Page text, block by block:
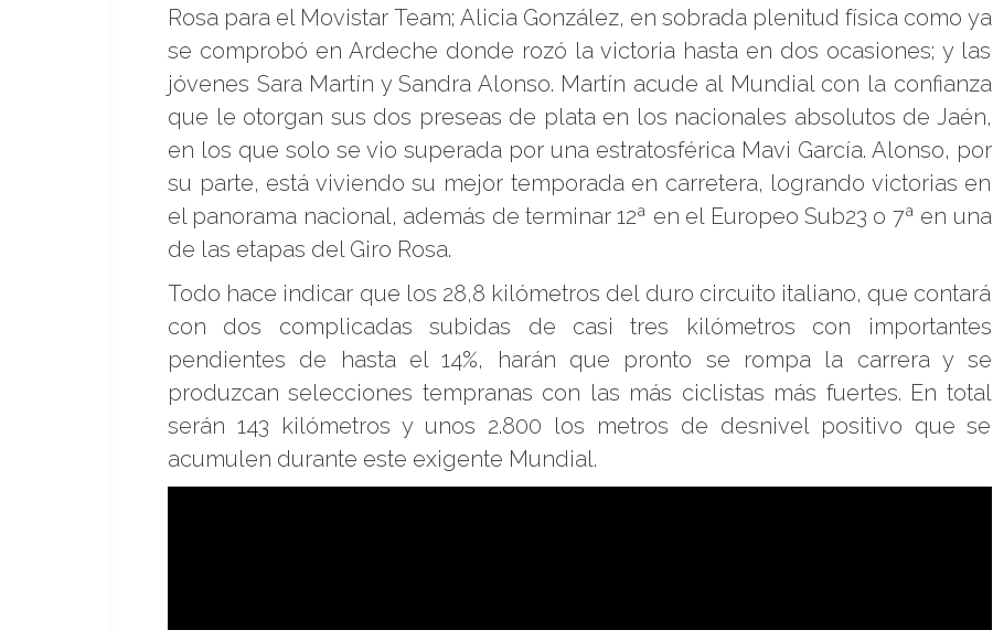
Rosa para el Movistar Team; Alicia González, en sobrada plenitud física como ya
se comprobó en Ardeche donde rozó la victoria hasta en dos ocasiones; y las
jóvenes Sara Martín y Sandra Alonso. Martín acude al Mundial con la confianza
que le otorgan sus dos preseas de plata en los nacionales absolutos de Jaén,
en los que solo se vio superada por una estratosférica Mavi García. Alonso, por
su parte, está viviendo su mejor temporada en carretera, logrando victorias en
el panorama nacional, además de terminar 12ª en el Europeo Sub23 o 7ª en una
de las etapas del Giro Rosa.
Todo hace indicar que los 28,8 kilómetros del duro circuito italiano, que contará
con dos complicadas subidas de casi tres kilómetros con importantes
pendientes de hasta el 14%, harán que pronto se rompa la carrera y se
produzcan selecciones tempranas con las más ciclistas más fuertes. En total
serán 143 kilómetros y unos 2.800 los metros de desnivel positivo que se
acumulen durante este exigente Mundial.